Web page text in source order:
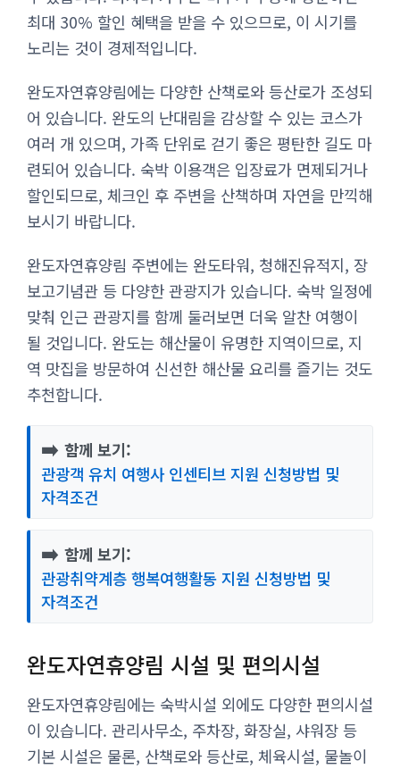
최대 30% 할인 혜택을 받을 수 있으므로, 이 시기를
노리는 것이 경제적입니다.
완도자연휴양림에는 다양한 산책로와 등산로가 조성되
어 있습니다. 완도의 난대림을 감상할 수 있는 코스가
여러 개 있으며, 가족 단위로 걷기 좋은 평탄한 길도 마
련되어 있습니다. 숙박 이용객은 입장료가 면제되거나
할인되므로, 체크인 후 주변을 산책하며 자연을 만끽해
보시기 바랍니다.
완도자연휴양림 주변에는 완도타워, 청해진유적지, 장
보고기념관 등 다양한 관광지가 있습니다. 숙박 일정에
맞춰 인근 관광지를 함께 둘러보면 더욱 알찬 여행이
될 것입니다. 완도는 해산물이 유명한 지역이므로, 지
역 맛집을 방문하여 신선한 해산물 요리를 즐기는 것도
추천합니다.
➡️ 함께 보기:
관광객 유치 여행사 인센티브 지원 신청방법 및
자격조건
➡️ 함께 보기:
관광취약계층 행복여행활동 지원 신청방법 및
자격조건
완도자연휴양림 시설 및 편의시설
완도자연휴양림에는 숙박시설 외에도 다양한 편의시설
이 있습니다. 관리사무소, 주차장, 화장실, 샤워장 등
기본 시설은 물론, 산책로와 등산로, 체육시설, 물놀이